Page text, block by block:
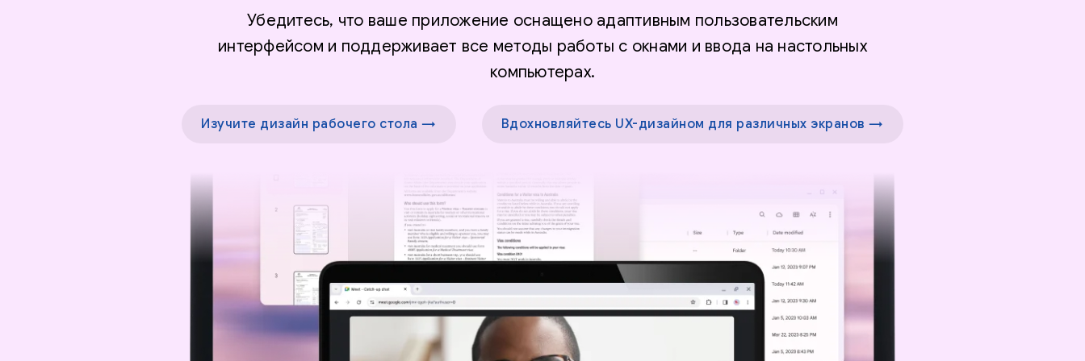
Убедитесь, что ваше приложение оснащено адаптивным пользовательским
интерфейсом и поддерживает все методы работы с окнами и ввода на настольных
компьютерах.
Изучите дизайн рабочего стола → Вдохновляйтесь UX-дизайном для различных экранов →